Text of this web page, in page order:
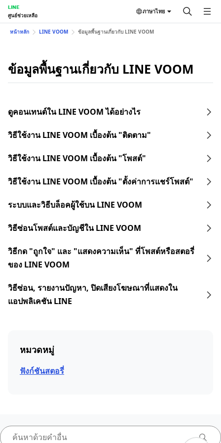
LINE
ศูนย์ช่วยเหลือ
ภาษาไทย
หน้าหลัก LINE VOOM ข้อมูลพื้นฐานเกี่ยวกับ LINE VOOM
ข้อมูลพื้นฐานเกี่ยวกับ LINE VOOM
ดูคอนเทนต์ใน LINE VOOM ได้อย่างไร
วิธีใช้งาน LINE VOOM เบื้องต้น "ติดตาม"
วิธีใช้งาน LINE VOOM เบื้องต้น "โพสต์"
วิธีใช้งาน LINE VOOM เบื้องต้น "ตั้งค่าการแชร์โพสต์"
ระบบและวิธีบล็อคผู้ใช้บน LINE VOOM
วิธีซ่อนโพสต์และบัญชีใน LINE VOOM
วิธีกด "ถูกใจ" และ "แสดงความเห็น" ที่โพสต์หรือสตอรี่
ของ LINE VOOM
วิธีซ่อน, รายงานปัญหา, ปิดเสียงโฆษณาที่แสดงใน
แอปพลิเคชัน LINE
หมวดหมู่
ฟังก์ชันสตอรี่